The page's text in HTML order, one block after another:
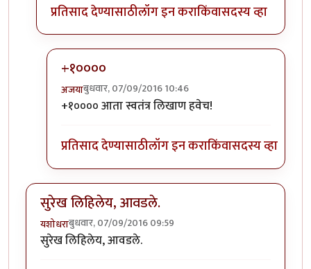
प्रतिसाद देण्यासाठीलॉग इन कराकिंवासदस्य व्हा
+१००००
अजयाबुधवार, 07/09/2016 10:46
In reply to+१००byसुबोध खरे
+१०००० आता स्वतंत्र लिखाण हवेच!
प्रतिसाद देण्यासाठीलॉग इन कराकिंवासदस्य व्हा
सुरेख लिहिलेय, आवडले.
यशोधराबुधवार, 07/09/2016 09:59
सुरेख लिहिलेय, आवडले.